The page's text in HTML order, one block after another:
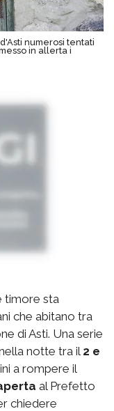
numerosi tentati
in allerta i
timore sta
che abitano tra
di Asti. Una serie
notte tra il 2 e
a rompere il
al Prefetto
chiedere